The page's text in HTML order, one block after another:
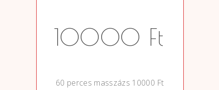
10000 Ft
60 perces masszázs 10000 Ft